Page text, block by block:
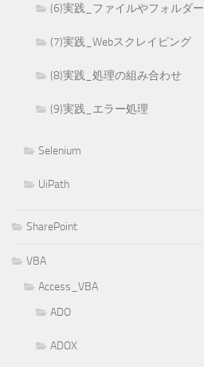
(6)実践_ファイルやフォルダー
(7)実践_Webスクレイピング
(8)実践_処理の組み合わせ
(9)実践_エラー処理
Selenium
UiPath
SharePoint
VBA
Access_VBA
ADO
ADOX